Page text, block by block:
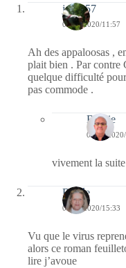
jazzy57
05/09/2020/11:57
Ah des appaloosas ,
plait bien . Par contre
quelque difficulté
pas commode .
Bernie
05/09/
vivement la
Renée
04/09/2020/15:33
Vu que le virus
alors ce roman
lire j’avoue